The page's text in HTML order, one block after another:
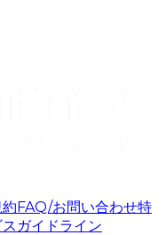
FAQ/お問い合わせ特
ガイドライン